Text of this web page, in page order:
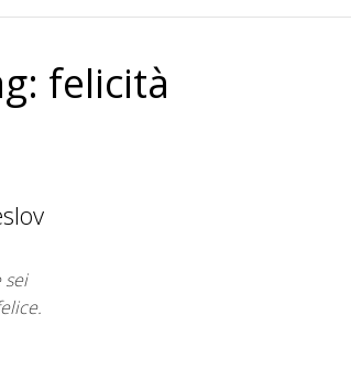
felicità
sei